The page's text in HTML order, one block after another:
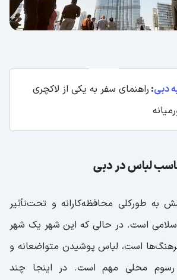
دبی: راهنمای سفر به یکی از لاکچری
لباس در دبی
به طورکلی محافظه‌کارانه و تحت‌تأثیر
است. در حالی که این شهر یک شهر
است، لباس پوشیدن متواضعانه و
رسوم محلی مهم است. در اینجا چند